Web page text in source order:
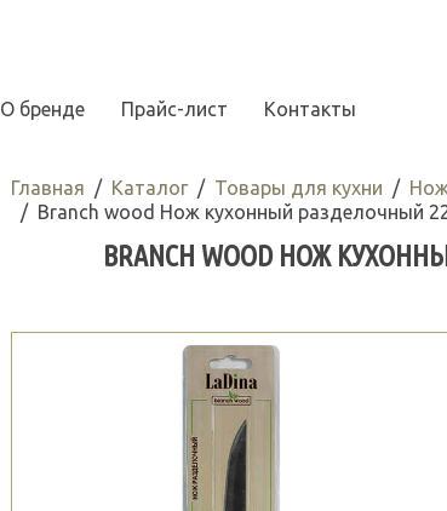
О бренде Прайс-лист Контакты
Главная Каталог Товары для кухни
Branch wood Нож кухонный разделочный
BRANCH WOOD НОЖ